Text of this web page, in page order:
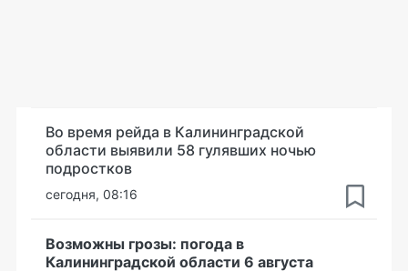
Во время рейда в Калининградской
области выявили 58 гулявших ночью
подростков
сегодня, 08:16
Возможны грозы: погода в
Калининградской области 6 августа